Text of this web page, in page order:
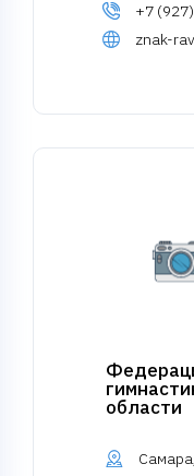
+7
znak-
области